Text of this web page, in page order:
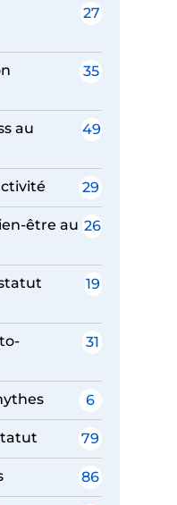
27
35
au
49
29
être au 26
19
31
6
79
86